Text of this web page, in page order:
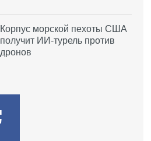
Корпус морской пехоты США
получит ИИ-турель против
дронов